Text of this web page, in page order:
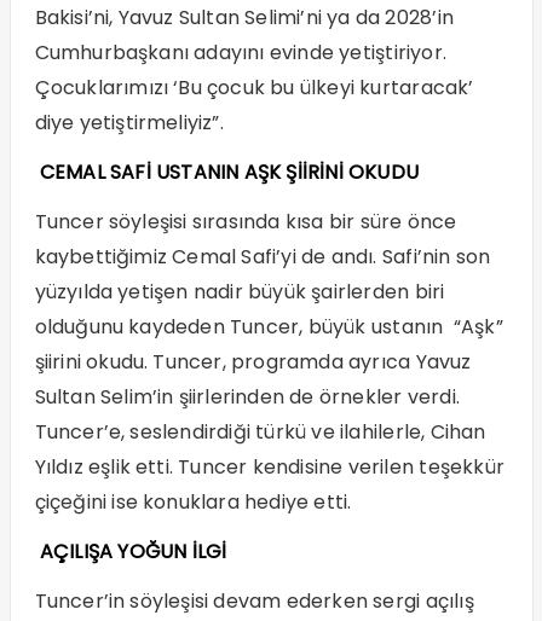
Bakisi’ni, Yavuz Sultan Selimi’ni ya da 2028’in
Cumhurbaşkanı adayını evinde yetiştiriyor.
Çocuklarımızı ‘Bu çocuk bu ülkeyi kurtaracak’
diye yetiştirmeliyiz”.
CEMAL SAFİ USTANIN AŞK ŞİİRİNİ OKUDU
Tuncer söyleşisi sırasında kısa bir süre önce
kaybettiğimiz Cemal Safi’yi de andı. Safi’nin son
yüzyılda yetişen nadir büyük şairlerden biri
olduğunu kaydeden Tuncer, büyük ustanın “Aşk”
şiirini okudu. Tuncer, programda ayrıca Yavuz
Sultan Selim’in şiirlerinden de örnekler verdi.
Tuncer’e, seslendirdiği türkü ve ilahilerle, Cihan
Yıldız eşlik etti. Tuncer kendisine verilen teşekkür
çiçeğini ise konuklara hediye etti.
AÇILIŞA YOĞUN İLGİ
Tuncer’in söyleşisi devam ederken sergi açılış